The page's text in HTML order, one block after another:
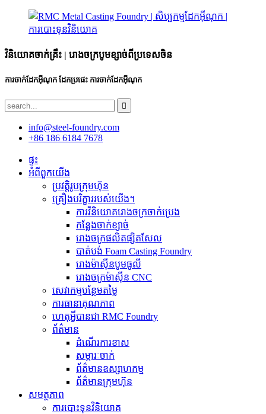
វិនិយោគចាក់គ្រឹះ | រោងចក្របូមខ្សាច់ពីប្រទេសចិន
ការចាក់ដែកអ៊ីណុក ដែកប្រផេះ ការចាក់ដែកអ៊ីណុក
info@steel-foundry.com
+86 186 6184 7678
ផ្ទះ
អំពីពួកយើង
ប្រវត្តិរូបក្រុមហ៊ុន
គ្រឿងបរិក្ខាររបស់យើង។
ការ​វិនិយោគ​រោង​ចក្រ​ចាក់​ប្រេង​
កន្លែងចាក់ខ្សាច់
រោងចក្រផលិតផ្សិតសែល
បាត់បង់ Foam Casting Foundry
រោងម៉ាស៊ីនបូមធូលី
រោងចក្រម៉ាស៊ីន CNC
សេវាកម្មបន្ថែមតម្លៃ
ការធានាគុណភាព
ហេតុអ្វីបានជា RMC Foundry
ព័ត៌មាន
ដំណើរការខាស
សម្ភារៈចាក់
ព័ត៌មានឧស្សាហកម្ម
ព័ត៌មានក្រុមហ៊ុន
សមត្ថភាព
ការបោះទុនវិនិយោគ